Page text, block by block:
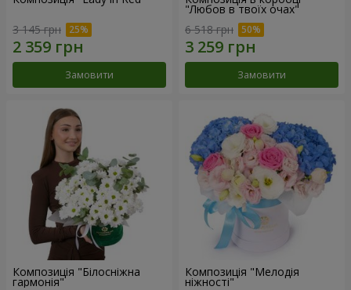
3 145 грн
Замовити
"Любов в твоїх очах"
6 518 грн
Замовити
Композиція "Білосніжна
гармонія"
Композиція "Мелодія
ніжності"